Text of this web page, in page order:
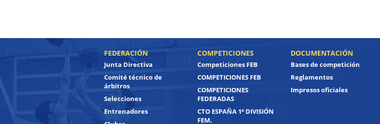
FEDERACIÓN
Junta Directiva
Comité técnico de
árbitros
Selecciones
Entrenadores
COMPETICIONES
Competiciones FEB
COMPETICIONES FEB
COMPETICIONES
FEDERADAS
CTO ESPAÑA 1ª DIVISIÓN
FEM.
DOCUMENTACIÓN
Bases de competición
Reglamentos
Impresos oficiales